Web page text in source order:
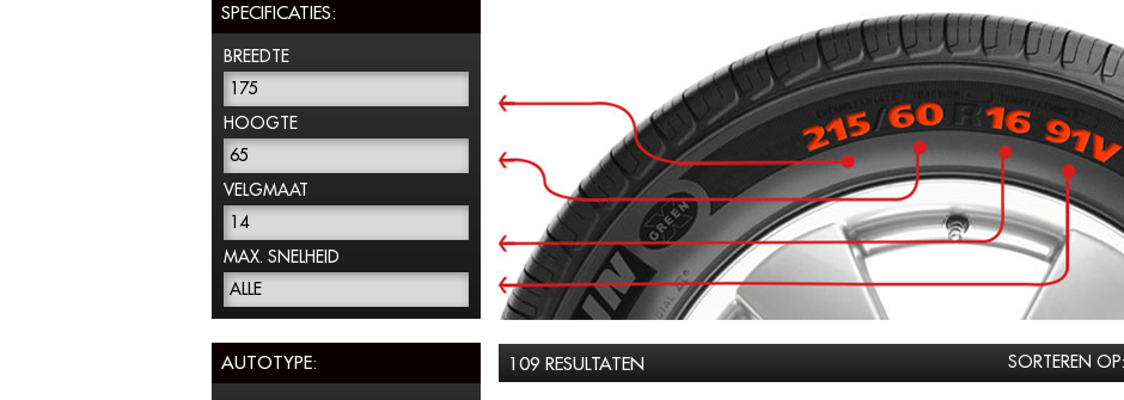
SPECIFICATIES:
BREEDTE
175
HOOGTE
65
VELGMAAT
14
MAX. SNELHEID
ALLE
AUTOTYPE: 109 RESULTATEN SORTEREN OP: